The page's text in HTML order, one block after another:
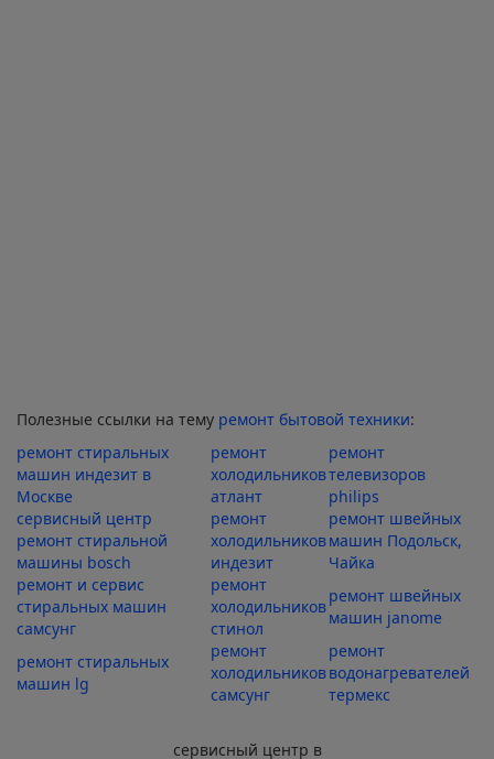
Полезные ссылки на тему ремонт бытовой техники:
ремонт стиральных
машин индезит в
Москве
ремонт
холодильников
атлант
ремонт
телевизоров
philips
сервисный центр
ремонт стиральной
машины bosch
ремонт
холодильников
индезит
ремонт швейных
машин Подольск,
Чайка
ремонт и сервис
стиральных машин
самсунг
ремонт
холодильников
стинол
ремонт швейных
машин janome
ремонт стиральных
машин lg
ремонт
холодильников
самсунг
ремонт
водонагревателей
термекс
сервисный центр в